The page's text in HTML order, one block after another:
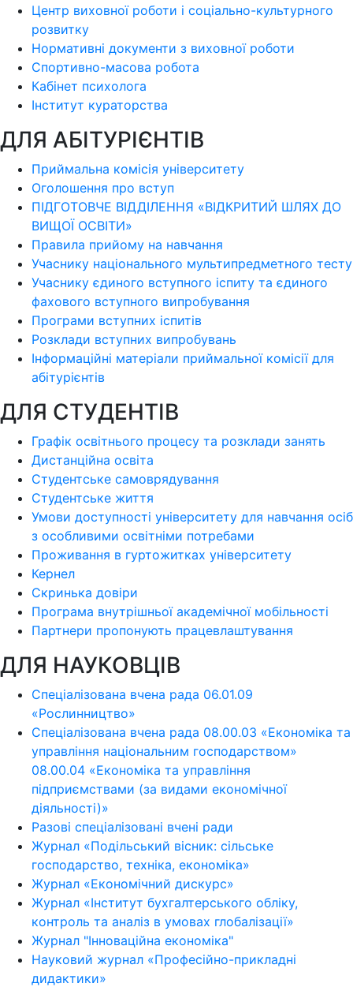
Центр виховної роботи і соціально-культурного
розвитку
Нормативні документи з виховної роботи
Спортивно-масова робота
Кабінет психолога
Інститут кураторства
ДЛЯ АБІТУРІЄНТІВ
Приймальна комісія університету
Оголошення про вступ
ПІДГОТОВЧЕ ВІДДІЛЕННЯ «ВІДКРИТИЙ ШЛЯХ ДО
ВИЩОЇ ОСВІТИ»
Правила прийому на навчання
Учаснику національного мультипредметного тесту
Учаснику єдиного вступного іспиту та єдиного
фахового вступного випробування
Програми вступних іспитів
Розклади вступних випробувань
Інформаційні матеріали приймальної комісії для
абітурієнтів
ДЛЯ СТУДЕНТІВ
Графік освітнього процесу та розклади занять
Дистанційна освіта
Студентське самоврядування
Студентське життя
Умови доступності університету для навчання осіб
з особливими освітніми потребами
Проживання в гуртожитках університету
Кернел
Скринька довіри
Програма внутрішньої академічної мобільності
Партнери пропонують працевлаштування
ДЛЯ НАУКОВЦІВ
Спеціалізована вчена рада 06.01.09
«Рослинництво»
Спеціалізована вчена рада 08.00.03 «Економіка та
управління національним господарством»
08.00.04 «Економіка та управління
підприємствами (за видами економічної
діяльності)»
Разові спеціалізовані вчені ради
Журнал «Подільський вісник: сільське
господарство, техніка, економіка»
Журнал «Економічний дискурс»
Журнал «Інститут бухгалтерського обліку,
контроль та аналіз в умовах глобалізації»
Журнал "Інноваційна економіка"
Науковий журнал «Професійно-прикладні
дидактики»